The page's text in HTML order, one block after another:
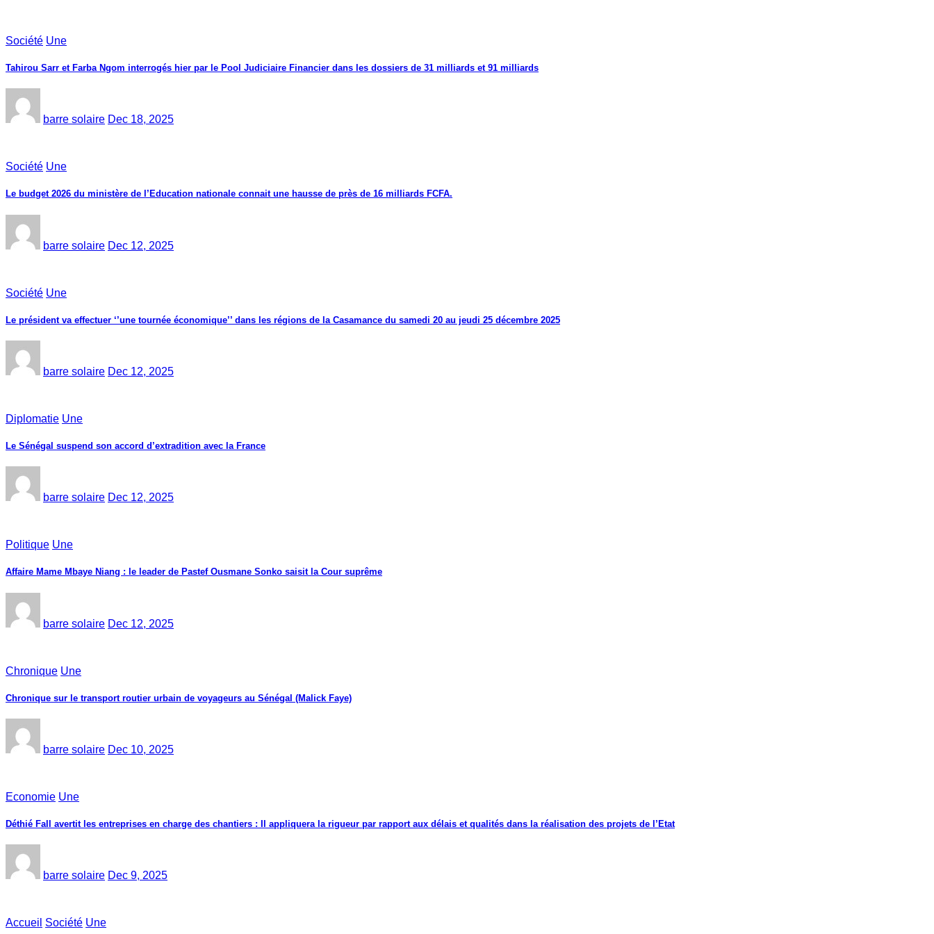
Société Une
Tahirou Sarr et Farba Ngom interrogés hier par le Pool Judiciaire Financier dans les dossiers de 31 milliards et 91 milliards
barre solaire Dec 18, 2025
Société Une
Le budget 2026 du ministère de l’Education nationale connait une hausse de près de 16 milliards FCFA.
barre solaire Dec 12, 2025
Société Une
Le président va effectuer ‘’une tournée économique’’ dans les régions de la Casamance du samedi 20 au jeudi 25 décembre 2025
barre solaire Dec 12, 2025
Diplomatie Une
Le Sénégal suspend son accord d’extradition avec la France
barre solaire Dec 12, 2025
Politique Une
Affaire Mame Mbaye Niang : le leader de Pastef Ousmane Sonko saisit la Cour suprême
barre solaire Dec 12, 2025
Chronique Une
Chronique sur le transport routier urbain de voyageurs au Sénégal (Malick Faye)
barre solaire Dec 10, 2025
Economie Une
Déthié Fall avertit les entreprises en charge des chantiers : Il appliquera la rigueur par rapport aux délais et qualités dans la réalisation des projets de l’Etat
barre solaire Dec 9, 2025
Accueil Société Une